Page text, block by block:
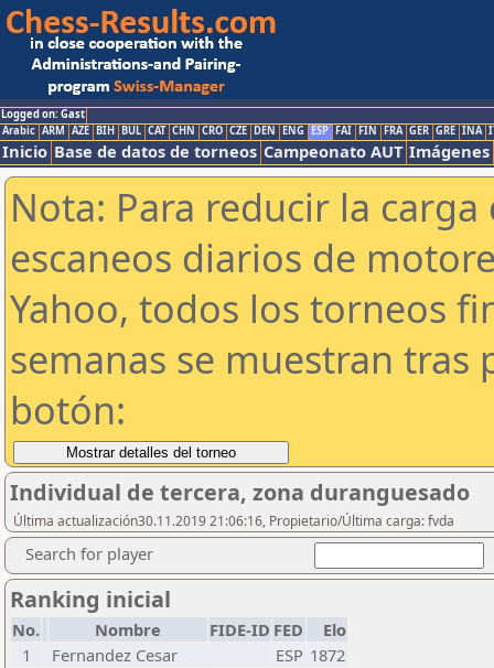
Logged on: Gast
Arabic ARM AZE BIH BUL CAT CHN CRO CZE DEN ENG ESP FAI FIN FRA GER GRE INA
Inicio Base de datos de torneos Campeonato AUT Imágenes
Nota: Para reducir la
escaneos diarios de
Yahoo, todos los torneos
semanas se muestran tras
botón:
Individual de tercera, zona duranguesado
Última actualización30.11.2019 21:06:16, Propietario/Última carga: fvda
Search for player
Ranking inicial
No. Nombre FIDE-ID FED
Elo
1
Fernandez Cesar ESP 1872